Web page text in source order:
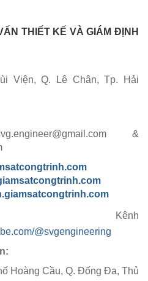
THIẾT KẾ VÀ GIÁM ĐỊNH
Viện, Q. Lê Chân, Tp. Hải
&
Kênh
@svgengineering
Hoàng Cầu, Q. Đống Đa, Thủ